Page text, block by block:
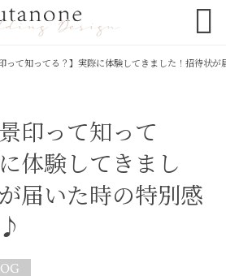

印って知ってる？】実際に体験してきました！招待状
印って知って
体験してきまし
届いた時の特別感